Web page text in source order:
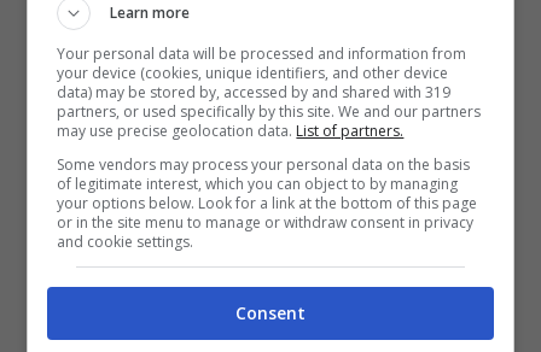
De Paul Lazio ultime notizie di calciomercato (Ansa Foto) –
stopandgoal.net
Calciomercato Serie A: De
Paul pronto al
Learn more
Your personal data will be processed and information from
your device (cookies, unique identifiers, and other device
data) may be stored by, accessed by and shared with 319
partners, or used specifically by this site. We and our partners
may use precise geolocation data. List of partners.
Some vendors may process your personal data on the basis
of legitimate interest, which you can object to by managing
your options below. Look for a link at the bottom of this page
or in the site menu to manage or withdraw consent in privacy
and cookie settings.
Consent